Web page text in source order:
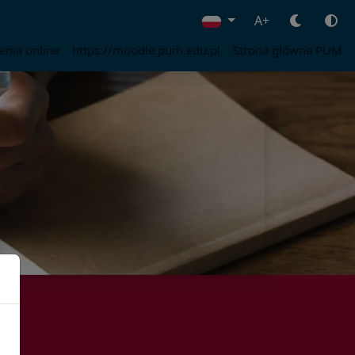
A+
online https://moodle.pum.edu.pl Strona główna PUM